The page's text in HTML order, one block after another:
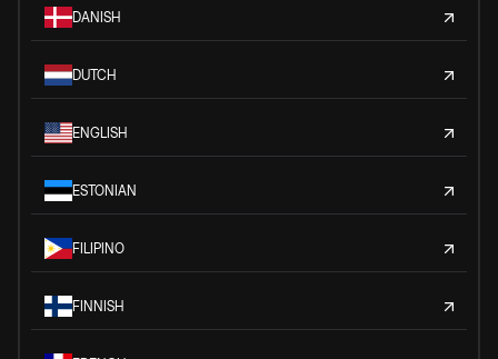
DANISH
DUTCH
ENGLISH
ESTONIAN
FILIPINO
FINNISH